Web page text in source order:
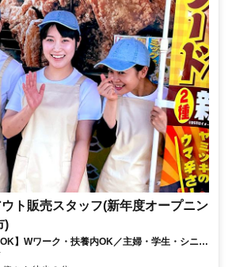
ト販売スタッフ(新年度オープニン
)
】️Wワーク・扶養内OK／主婦・学生・シニ